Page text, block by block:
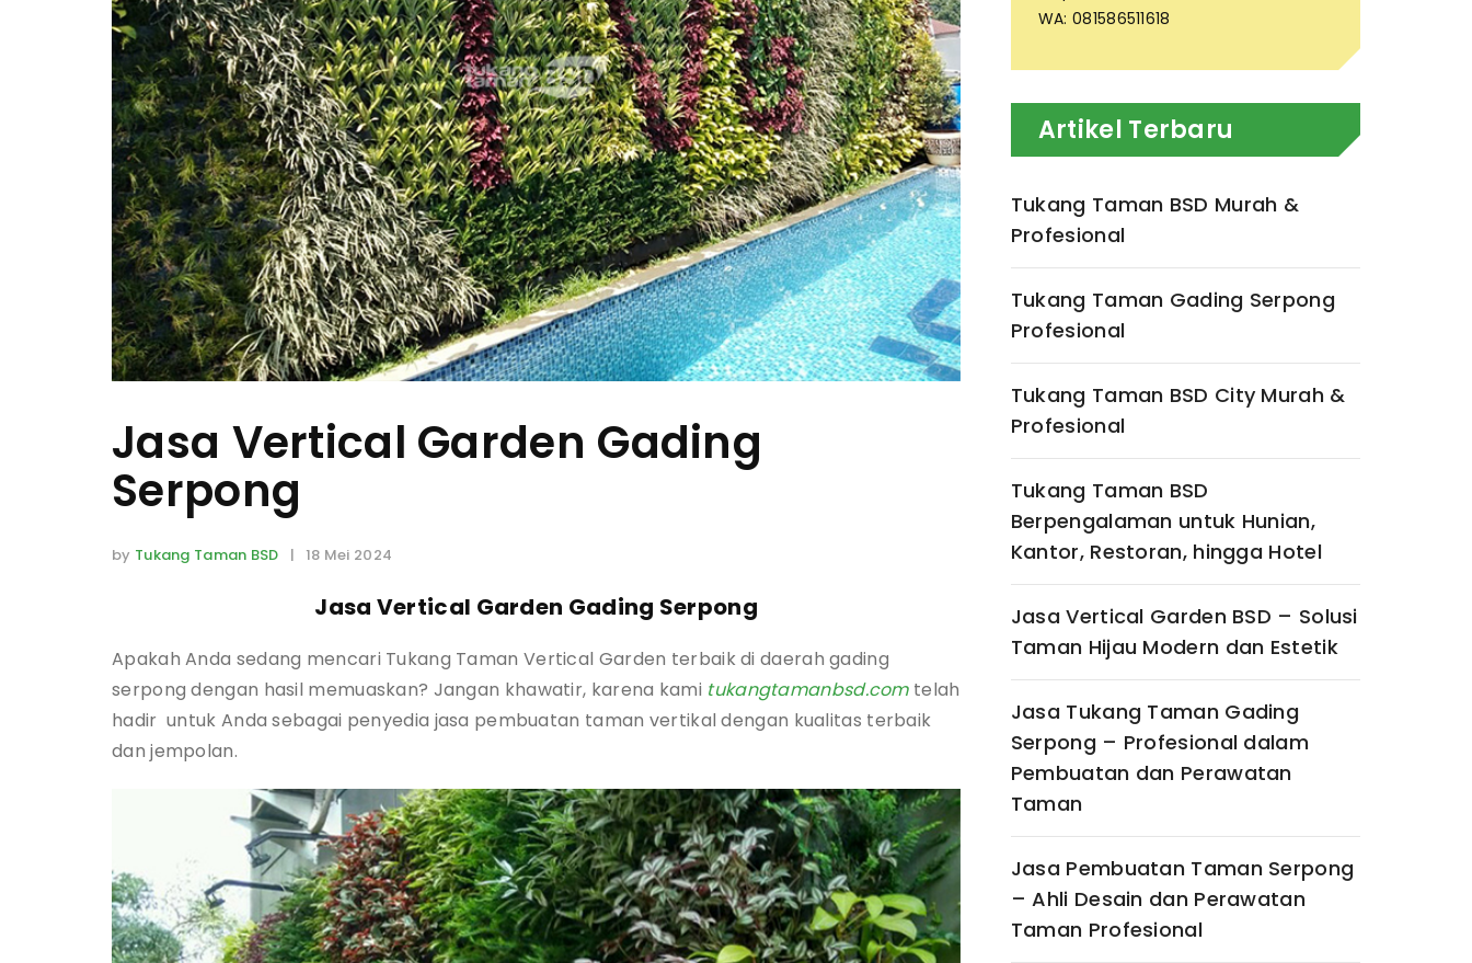
Jasa Vertical Garden Gading
Serpong
by Tukang Taman BSD | 18 Mei 2024
Jasa Vertical Garden Gading Serpong
Apakah Anda sedang mencari Tukang Taman Vertical Garden terbaik di daerah gading
serpong dengan hasil memuaskan? Jangan khawatir, karena kami tukangtamanbsd.com telah
hadir untuk Anda sebagai penyedia jasa pembuatan taman vertikal dengan kualitas terbaik
dan jempolan.
WA: 081586511618
Artikel Terbaru
Tukang Taman BSD Murah &
Profesional
Tukang Taman Gading Serpong
Profesional
Tukang Taman BSD City Murah &
Profesional
Tukang Taman BSD
Berpengalaman untuk Hunian,
Kantor, Restoran, hingga Hotel
Jasa Vertical Garden BSD – Solusi
Taman Hijau Modern dan Estetik
Jasa Tukang Taman Gading
Serpong – Profesional dalam
Pembuatan dan Perawatan
Taman
Jasa Pembuatan Taman Serpong
– Ahli Desain dan Perawatan
Taman Profesional